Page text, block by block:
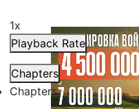
1x
Playback Rate
Chapters
Chapters